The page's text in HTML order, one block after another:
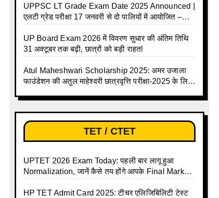
UPPSC LT Grade Exam Date 2025 Announced |
एलटी ग्रेड परीक्षा 17 जनवरी से दो पालियों में आयोजित –
UP Board Exam 2026 में विवरण सुधार की अंतिम तिथि
31 अक्टूबर तक बढ़ी, छात्रों को बड़ी राहत!
Atul Maheshwari Scholarship 2025: अमर उजाला
फाउंडेशन की अतुल माहेश्वरी छात्रवृत्ति परीक्षा-2025 के लिए
TET / CTET
UPTET 2026 Exam Today: पहली बार लागू हुआ
Normalization, जानें कैसे तय होंगे आपके Final Marks
HP TET Admit Card 2025: टीचर एलिजिबिलिटी टेस्ट